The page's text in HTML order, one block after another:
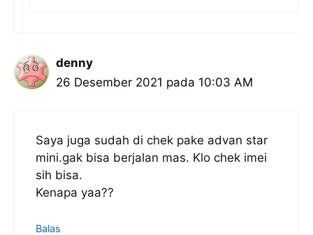
denny
26 Desember 2021 pada 10:03 AM
Saya juga sudah di chek pake advan star
mini.gak bisa berjalan mas. Klo chek imei
sih bisa.
Kenapa yaa??
Balas